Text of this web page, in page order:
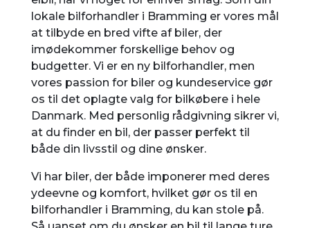
lokale bilforhandler i Bramming er vores mål
at tilbyde en bred vifte af biler, der
imødekommer forskellige behov og
budgetter. Vi er en ny bilforhandler, men
vores passion for biler og kundeservice gør
os til det oplagte valg for bilkøbere i hele
Danmark. Med personlig rådgivning sikrer vi,
at du finder en bil, der passer perfekt til
både din livsstil og dine ønsker.
Vi har biler, der både imponerer med deres
ydeevne og komfort, hvilket gør os til en
bilforhandler i Bramming, du kan stole på.